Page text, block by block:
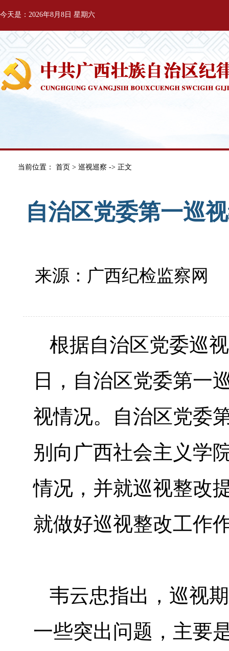
今天是：2026年8月8日 星期六
当前位置： 首页 > 巡视巡察 -> 正文
自治区党委第一巡
来源：广西纪检监察网
根据自治区党委巡
日，自治区党委第一
视情况。自治区党委
别向广西社会主义学
情况，并就巡视整改
就做好巡视整改工作
韦云忠指出，巡视
一些突出问题，主要